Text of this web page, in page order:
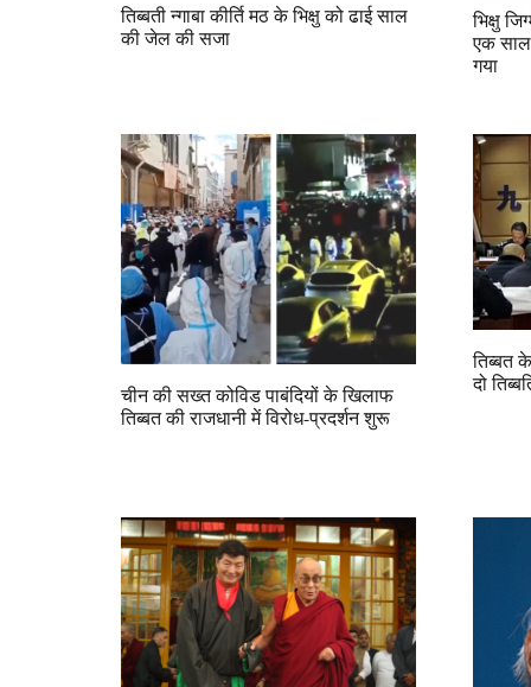
तिब्बती न्‍गाबा कीर्ति मठ के भिक्षु को ढाई साल
की जेल की सजा
भिक्षु
एक
गया
चीन की सख्त कोविड पाबंदियों के खिलाफ
तिब्बत की राजधानी में विरोध-प्रदर्शन शुरू
तिब्बत
दो